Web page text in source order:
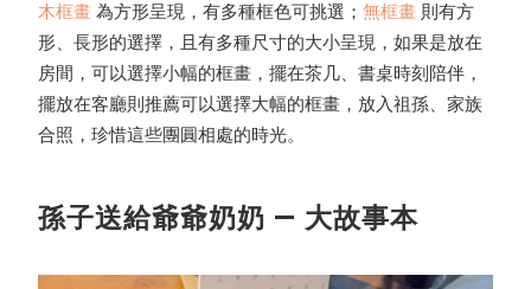
木框畫 為方形呈現，有多種框色可挑選； 無框畫 則有方
形、長形的選擇，且有多種尺寸的大小呈現，如果是放在
房間，可以選擇小幅的框畫，擺在茶几、書桌時刻陪伴，
擺放在客廳則推薦可以選擇大幅的框畫，放入祖孫、家族
合照，珍惜這些團圓相處的時光。
孫子送給爺爺奶奶 — 大故事本